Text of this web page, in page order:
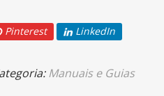
Pinterest LinkedIn
Manuais e Guias